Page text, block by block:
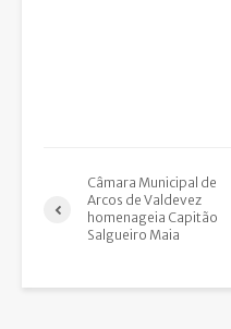
Câmara Municipal de
Arcos de Valdevez
homenageia Capitão
Salgueiro Maia